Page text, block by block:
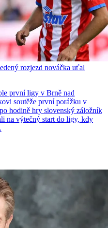
rozjezd nováčka uťal
první ligy v Brně nad
soutěže první porážku v
hodině hry slovenský záložník
na výtečný start do ligy, kdy